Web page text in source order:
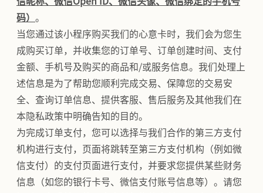
码） 。
当您通过该小程序购买我们的心意卡时，我们会为您生
成购买订单，并收集您的订单号、订单创建时间、支付
金额、手机号及购买的商品和/或服务信息。我们处理上
述信息是为了帮助您顺利完成交易、保障您的交易安
全、查询订单信息、提供客服、售后服务及其他我们在
本隐私政策中明确告知的目的。
为完成订单支付，您可以选择与我们合作的第三方支付
机构进行支付，页面将跳转至第三方支付机构（例如微
信支付）的支付页面进行支付，并要求您提供某些财务
信息（如您的银行卡号、微信支付账号信息等）。请您